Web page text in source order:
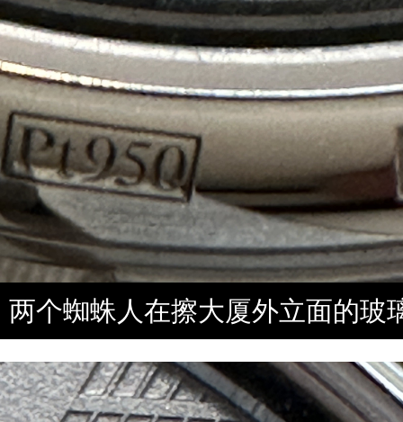
两个蜘蛛人在擦大厦外立面的玻